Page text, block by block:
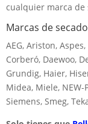
cualquier marca de
Marcas de
AEG, Ariston,
Corberó, Daewoo,
Grundig, Haier,
Midea, Miele, NEW-
Siemens, Smeg,